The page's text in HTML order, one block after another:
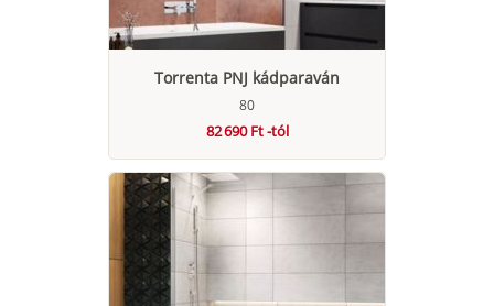
Torrenta PNJ kádparaván
80
82 690 Ft -tól